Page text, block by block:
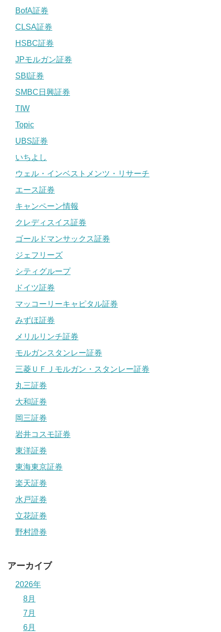
BofA証券
CLSA証券
HSBC証券
JPモルガン証券
SBI証券
SMBC日興証券
TIW
Topic
UBS証券
いちよし
ウェル・インベストメンツ・リサーチ
エース証券
キャンペーン情報
クレディスイス証券
ゴールドマンサックス証券
ジェフリーズ
シティグループ
ドイツ証券
マッコーリーキャピタル証券
みずほ証券
メリルリンチ証券
モルガンスタンレー証券
三菱ＵＦＪモルガン・スタンレー証券
丸三証券
大和証券
岡三証券
岩井コスモ証券
東洋証券
東海東京証券
楽天証券
水戸証券
立花証券
野村證券
アーカイブ
2026年
8月
7月
6月